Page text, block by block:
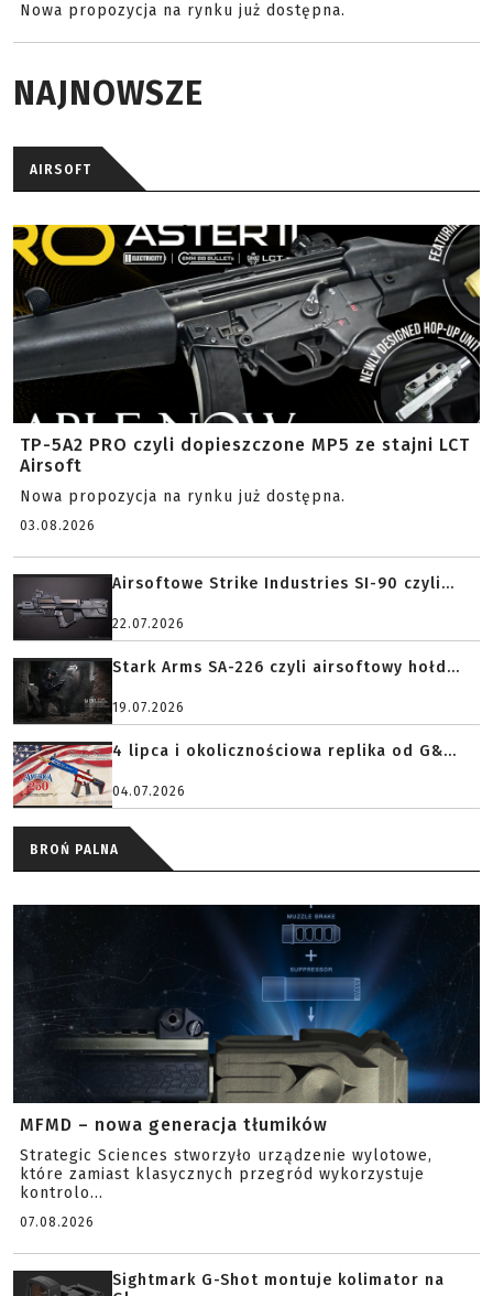
Nowa propozycja na rynku już dostępna.
NAJNOWSZE
AIRSOFT
TP-5A2 PRO czyli dopieszczone MP5 ze stajni LCT
Airsoft
Nowa propozycja na rynku już dostępna.
03.08.2026
Airsoftowe Strike Industries SI-90 czyli...
22.07.2026
Stark Arms SA-226 czyli airsoftowy hołd...
19.07.2026
4 lipca i okolicznościowa replika od G&...
04.07.2026
BROŃ PALNA
MFMD – nowa generacja tłumików
Strategic Sciences stworzyło urządzenie wylotowe,
które zamiast klasycznych przegród wykorzystuje
kontrolo...
07.08.2026
Sightmark G-Shot montuje kolimator na